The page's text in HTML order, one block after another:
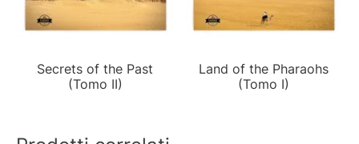
Secrets of the Past
(Tomo II)
Land of the Pharaohs
(Tomo I)